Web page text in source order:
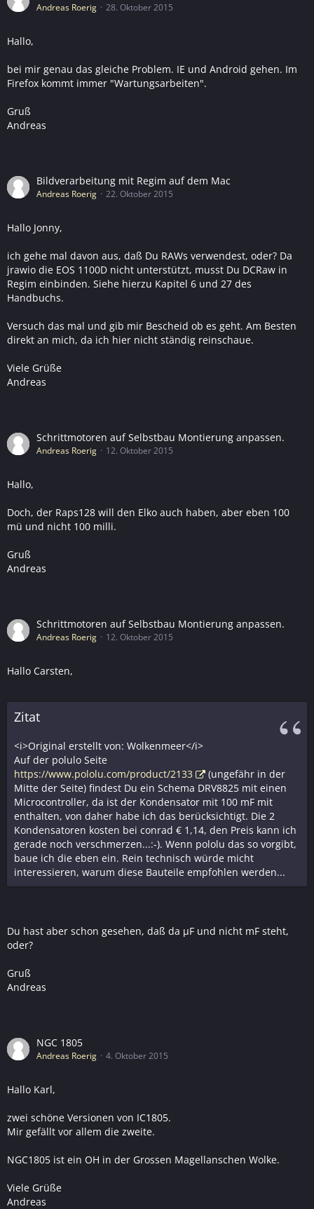
Andreas Roerig 28. Oktober 2015
Hallo,
bei mir genau das gleiche Problem. IE und Android gehen. Im
Firefox kommt immer "Wartungsarbeiten".
Gruß
Andreas
Bildverarbeitung mit Regim auf dem Mac
Andreas Roerig 22. Oktober 2015
Hallo Jonny,
ich gehe mal davon aus, daß Du RAWs verwendest, oder? Da
jrawio die EOS 1100D nicht unterstützt, musst Du DCRaw in
Regim einbinden. Siehe hierzu Kapitel 6 und 27 des
Handbuchs.
Versuch das mal und gib mir Bescheid ob es geht. Am Besten
direkt an mich, da ich hier nicht ständig reinschaue.
Viele Grüße
Andreas
Schrittmotoren auf Selbstbau Montierung anpassen.
Andreas Roerig 12. Oktober 2015
Hallo,
Doch, der Raps128 will den Elko auch haben, aber eben 100
mü und nicht 100 milli.
Gruß
Andreas
Schrittmotoren auf Selbstbau Montierung anpassen.
Andreas Roerig 12. Oktober 2015
Hallo Carsten,
Zitat
<i>Original erstellt von: Wolkenmeer</i>
Auf der polulo Seite
https://www.pololu.com/product/2133
(ungefähr in der
Mitte der Seite) findest Du ein Schema DRV8825 mit einen
Microcontroller, da ist der Kondensator mit 100 mF mit
enthalten, von daher habe ich das berücksichtigt. Die 2
Kondensatoren kosten bei conrad € 1,14, den Preis kann ich
gerade noch verschmerzen...:-). Wenn pololu das so vorgibt,
baue ich die eben ein. Rein technisch würde micht
interessieren, warum diese Bauteile empfohlen werden...
Du hast aber schon gesehen, daß da µF und nicht mF steht,
oder?
Gruß
Andreas
NGC 1805
Andreas Roerig 4. Oktober 2015
Hallo Karl,
zwei schöne Versionen von IC1805.
Mir gefällt vor allem die zweite.
NGC1805 ist ein OH in der Grossen Magellanschen Wolke.
Viele Grüße
Andreas